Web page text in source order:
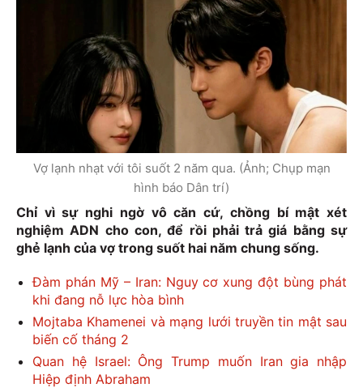
Vợ lạnh nhạt với tôi suốt 2 năm qua. (Ảnh; Chụp mạn
hình báo Dân trí)
Chỉ vì sự nghi ngờ vô căn cứ, chồng bí mật xét
nghiệm ADN cho con, để rồi phải trả giá bằng sự
ghẻ lạnh của vợ trong suốt hai năm chung sống.
Đàm phán Mỹ – Iran: Nguy cơ xung đột bùng phát
khi đang nỗ lực hòa bình
Mojtaba Khamenei và mạng lưới truyền tin mật sau
biến cố tháng 2
Quan hệ Israel: Ông Trump muốn Iran gia nhập
Hiệp định Abraham